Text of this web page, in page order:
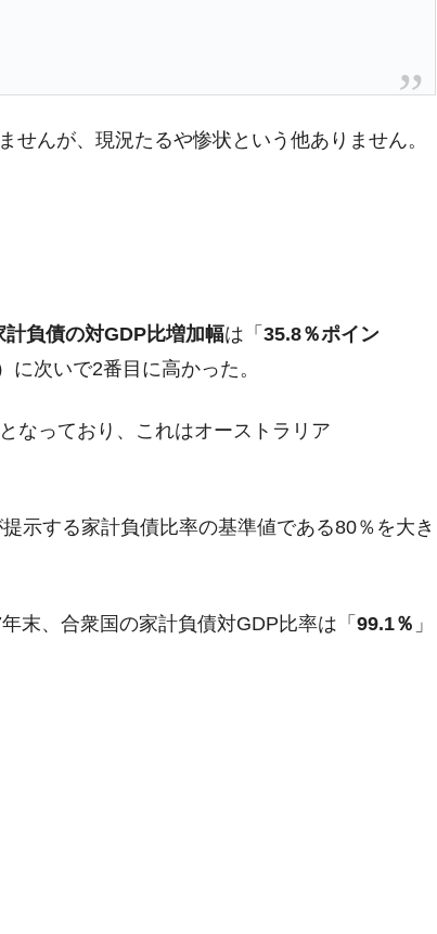
(水)もサイドカー・サーキットブレイカーの二段コンボ
分未満しか雇用を生まない
入金が約8兆。信用格付け「ネガティブ」にダウン
イカーも発動！ 半導体2銘柄の暴落
！
える賞金とは？
んが、現況たるや惨状という他ありません。
計負債の対GDP比増加幅は「 35.8％ポイン
に次いで2番目に高かった。
なっており、これはオーストラリア
示する家計負債比率の基準値である80％を大き
末、合衆国の家計負債対GDP比率は「 99.1％ 」